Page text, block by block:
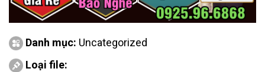
Danh mục: Uncategorized
Loại file: